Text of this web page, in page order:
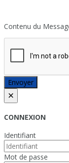
Contenu du
Envoyer
×
CONNEXION
Identifiant
Mot de passe